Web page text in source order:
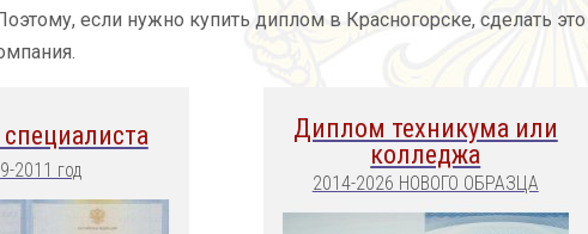
если нужно купить диплом в Красногорске, сделать
2011 год
Диплом техникума или
колледжа
2014-2026 НОВОГО ОБРАЗЦА